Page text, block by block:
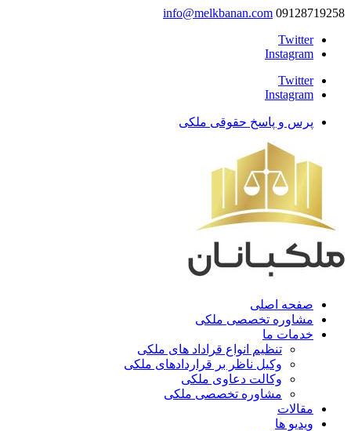
09128719258
info@melkbanan.com
Twitter
Instagram
Twitter
Instagram
پرس و پاسخ حقوقی ملکی
صفحه اصلی
مشاوره تخصصی ملکی
خدمات ما
تنظیم انواع قراداد های ملکی
وکیل ناظر بر قراردادهای ملکی
وکالت دعاوی ملکی
مشاوره تخصصی ملکی
مقالات
ویدیو ها